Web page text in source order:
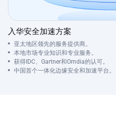
入华安全加速方案
亚太地区领先的服务提供商。
本地市场专业知识和专业服务。
获得IDC、Gartner和Omdia的认可。
中国首个一体化边缘安全和加速平台。